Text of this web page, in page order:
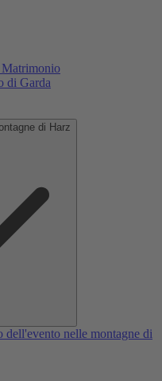
Matrimonio
di Garda
di Harz
dell'evento nelle montagne di